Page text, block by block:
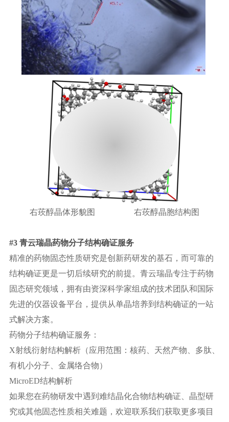
右莰醇晶体形貌图 右莰醇晶胞结构图
#3 青云瑞晶药物分子结构确证服务
精准的药物固态性质研究是创新药研发的基石，而可靠的
结构确证更是一切后续研究的前提。青云瑞晶专注于药物
固态研究领域，拥有由资深科学家组成的技术团队和国际
先进的仪器设备平台，提供从单晶培养到结构确证的一站
式解决方案。
药物分子结构确证服务：
X射线衍射结构解析（应用范围：核药、天然产物、多肽、
有机小分子、金属络合物）
MicroED结构解析
如果您在药物研发中遇到难结晶化合物结构确证、晶型研
究或其他固态性质相关难题，欢迎联系我们获取更多项目